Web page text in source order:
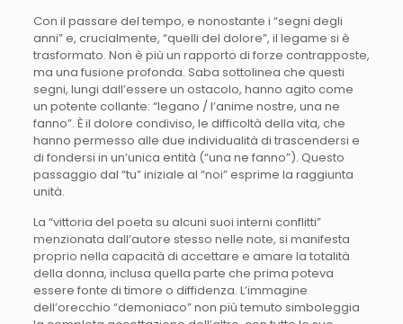
Con il passare del tempo, e nonostante i “segni degli
anni” e, crucialmente, “quelli del dolore”, il legame si è
trasformato. Non è più un rapporto di forze contrapposte,
ma una fusione profonda. Saba sottolinea che questi
segni, lungi dall’essere un ostacolo, hanno agito come
un potente collante: “legano / l’anime nostre, una ne
fanno”. È il dolore condiviso, le difficoltà della vita, che
hanno permesso alle due individualità di trascendersi e
di fondersi in un’unica entità (“una ne fanno”). Questo
passaggio dal “tu” iniziale al “noi” esprime la raggiunta
unità.
La “vittoria del poeta su alcuni suoi interni conflitti”
menzionata dall’autore stesso nelle note, si manifesta
proprio nella capacità di accettare e amare la totalità
della donna, inclusa quella parte che prima poteva
essere fonte di timore o diffidenza. L’immagine
dell’orecchio “demoniaco” non più temuto simboleggia